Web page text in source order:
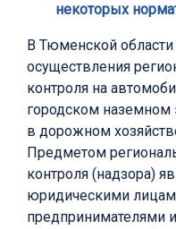
некоторых
В Тюменской
осуществления
контроля на
городском наземном
в дорожном
Предметом
контроля (надзора)
юридическими
предпринимателями